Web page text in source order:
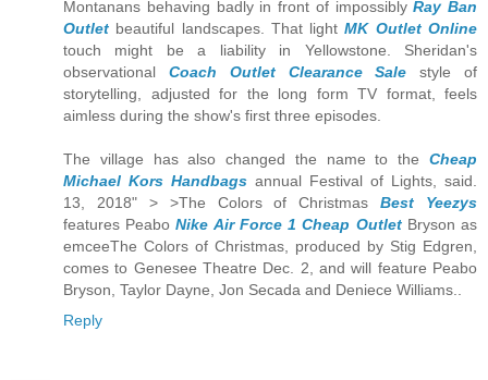
Montanans behaving badly in front of impossiblyRay Ban
Outlet beautiful landscapes. That lightMK Outlet Online
touch might be a liability in Yellowstone. Sheridan's
observational Coach Outlet Clearance Sale style of
storytelling, adjusted for the long form TV format, feels
aimless during the show's first three episodes.
The village has also changed the name to the Cheap
Michael Kors Handbags annual Festival of Lights, said.
13, 2018" > >The Colors of ChristmasBest Yeezys
features PeaboNike Air Force 1 Cheap OutletBryson as
emceeThe Colors of Christmas, produced by Stig Edgren,
comes to Genesee Theatre Dec. 2, and will feature Peabo
Bryson, Taylor Dayne, Jon Secada and Deniece Williams..
Reply